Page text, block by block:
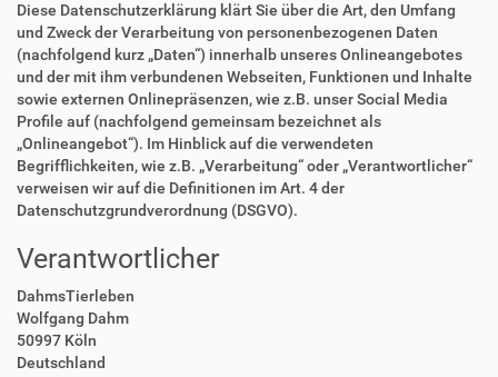
Diese Datenschutzerklärung klärt Sie über die Art, den Umfang
und Zweck der Verarbeitung von personenbezogenen Daten
(nachfolgend kurz „Daten“) innerhalb unseres Onlineangebotes
und der mit ihm verbundenen Webseiten, Funktionen und Inhalte
sowie externen Onlinepräsenzen, wie z.B. unser Social Media
Profile auf (nachfolgend gemeinsam bezeichnet als
„Onlineangebot“). Im Hinblick auf die verwendeten
Begrifflichkeiten, wie z.B. „Verarbeitung“ oder „Verantwortlicher“
verweisen wir auf die Definitionen im Art. 4 der
Datenschutzgrundverordnung (DSGVO).
Verantwortlicher
DahmsTierleben
Wolfgang Dahm
50997 Köln
Deutschland